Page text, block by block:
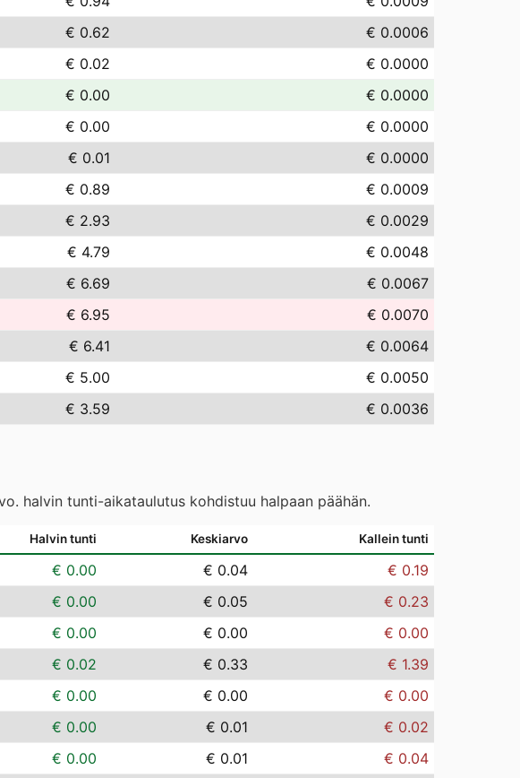
€ 0.62
€ 0.0006
€ 0.02
€ 0.0000
€ 0.00
€ 0.0000
€ 0.00
€ 0.0000
€ 0.01
€ 0.0000
€ 0.89
€ 0.0009
€ 2.93
€ 0.0029
€ 4.79
€ 0.0048
€ 6.69
€ 0.0067
€ 6.95
€ 0.0070
€ 6.41
€ 0.0064
€ 5.00
€ 0.0050
€ 3.59 € 0.0036
halvin tunti-aikataulutus kohdistuu halpaan päähän.
Halvin tunti Keskiarvo Kallein tunti
€ 0.00 € 0.04
€ 0.19
€ 0.00 € 0.05
€ 0.23
€ 0.00 € 0.00
€ 0.00
€ 0.02 € 0.33
€ 1.39
€ 0.00 € 0.00
€ 0.00
€ 0.00 € 0.01
€ 0.02
€ 0.00 € 0.01
€ 0.04